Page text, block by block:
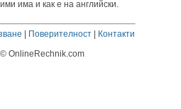
има и как е на английски.
| Поверителност| Контакти
OnlineRechnik.com